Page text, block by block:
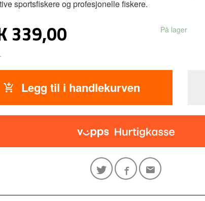
sportsfiskere og profesjonelle fiskere.
339,00 På lager
Legg til i handlekurven